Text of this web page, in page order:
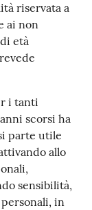
riservata a
ai non
età
i tanti
scorsi ha
parte utile
allo
sensibilità,
in